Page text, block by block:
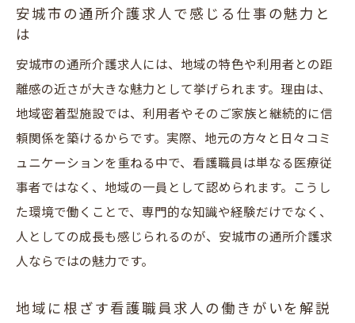
安城市の通所介護求人で感じる仕事の魅力と
は
安城市の通所介護求人には、地域の特色や利用者との距
離感の近さが大きな魅力として挙げられます。理由は、
地域密着型施設では、利用者やそのご家族と継続的に信
頼関係を築けるからです。実際、地元の方々と日々コミ
ュニケーションを重ねる中で、看護職員は単なる医療従
事者ではなく、地域の一員として認められます。こうし
た環境で働くことで、専門的な知識や経験だけでなく、
人としての成長も感じられるのが、安城市の通所介護求
人ならではの魅力です。
地域に根ざす看護職員求人の働きがいを解説